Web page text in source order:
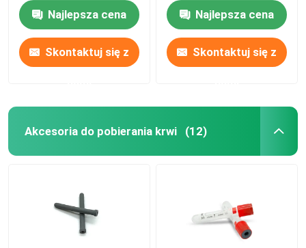
Najlepsza cena
Skontaktuj się z
Najlepsza cena
Skontaktuj się z
Akcesoria do pobierania krwi (12)